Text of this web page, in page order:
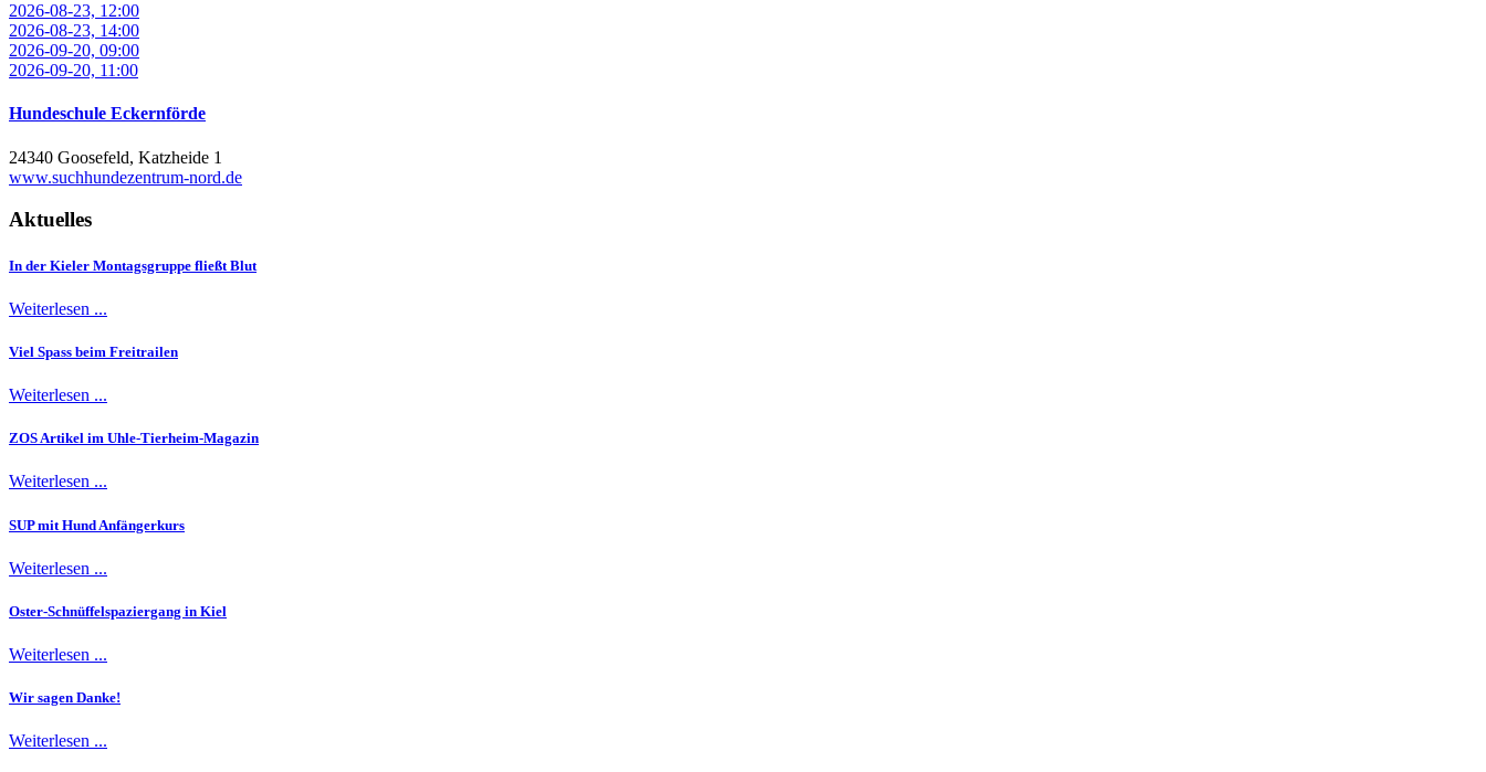
2026-08-23, 12:00
2026-08-23, 14:00
2026-09-20, 09:00
2026-09-20, 11:00
Hundeschule Eckernförde
24340 Goosefeld, Katzheide 1
www.suchhundezentrum-nord.de
Aktuelles
In der Kieler Montagsgruppe fließt Blut
Weiterlesen ...
Viel Spass beim Freitrailen
Weiterlesen ...
ZOS Artikel im Uhle-Tierheim-Magazin
Weiterlesen ...
SUP mit Hund Anfängerkurs
Weiterlesen ...
Oster-Schnüffelspaziergang in Kiel
Weiterlesen ...
Wir sagen Danke!
Weiterlesen ...